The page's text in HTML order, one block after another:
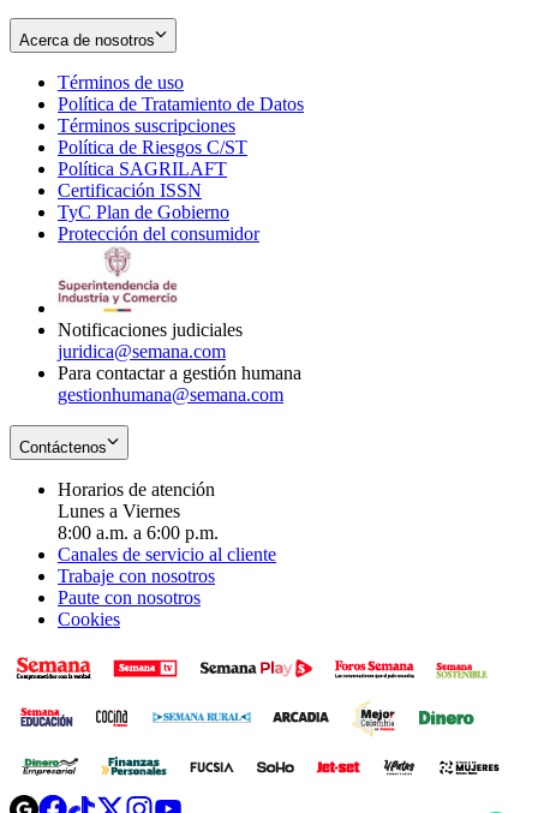
Acerca de nosotros
Términos de uso
in
new
window
Política de Tratamiento de Datos
Términos suscripciones
in
Política de Riesgos C/ST
Política SAGRILAFT
new
window
Certificación ISSN
in
new
TyC Plan de Gobierno
in
Protección del consumidorOpens
Notificaciones judiciales
juridica@semana.com
Para contactar a gestión humana
gestionhumana@semana.com
Contáctenos
Horarios de atención
Lunes a Viernes
8:00 a.m. a 6:00 p.m.
Canales de servicio al cliente
Trabaje con nosotros
Paute con nosotros
Cookies
OpensOpensOpensOpens